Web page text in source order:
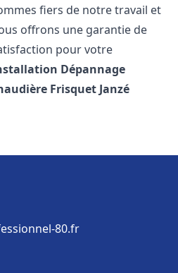
fiers de notre travail et
offrons une garantie de
pour votre
Dépannage
Frisquet Janzé
80.fr